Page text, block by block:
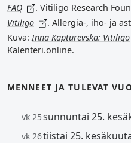
FAQ
. Vitiligo Research
Vitiligo
. Allergia-, iho- ja
Kuva:Inna Kapturevska: Vitiligo
Kalenteri.online.
MENNEET JA TULEVAT
vk 25sunnuntai 25.
vk 26tiistai 25.